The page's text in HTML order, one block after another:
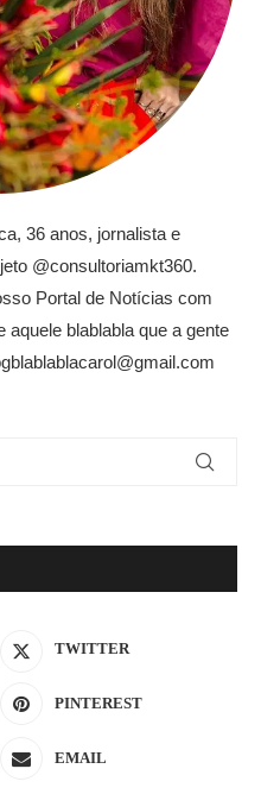
36 anos, jornalista e
@consultoriamkt360.
Portal de Notícias com
aquele blablabla que a gente
TWITTER
PINTEREST
EMAIL